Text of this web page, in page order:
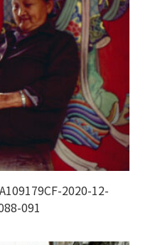
2020-12-
091